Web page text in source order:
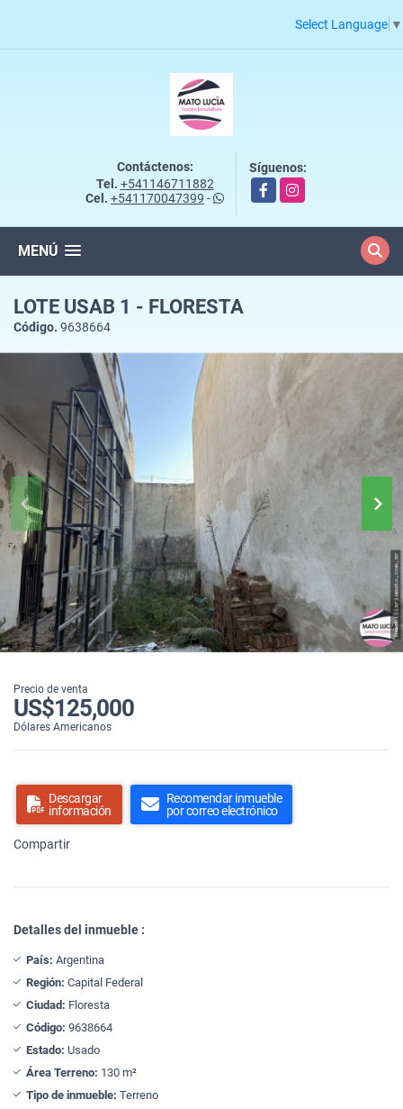
Select Language ▼
Contáctenos:
Tel. +541146711882
Cel. +541170047399 -
Síguenos:
FacebookInstagram
MENÚ
LOTE USAB 1 - FLORESTA
Código. 9638664
Precio de venta
US$125,000
Dólares Americanos
Descargar
información
Recomendar inmueble
por correo electrónico
Compartir
Detalles del inmueble :
País: Argentina
Región: Capital Federal
Ciudad: Floresta
Código: 9638664
Estado: Usado
Área Terreno: 130 m²
Tipo de inmueble: Terreno